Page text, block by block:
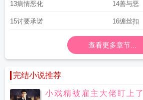
13病情恶化 14善与恶
15讨要承诺 16缠丝扣
查看更多章节...
完结小说推荐
小戏精被雇主大佬盯上了